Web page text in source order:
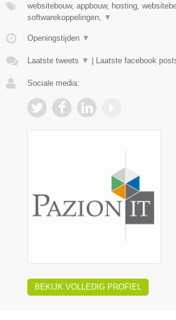
websitebouw, appbouw, hosting,
softwarekoppelingen,
▼
Openingstijden ▼
Laatste tweets ▼ | Laatste facebook
Sociale media:
BEKIJK VOLLEDIG PROFIEL